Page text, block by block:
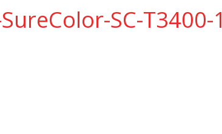
SC-T3400-1